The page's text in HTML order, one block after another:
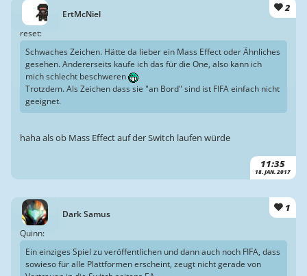
ErtMcNiel
2
11:35
18. JAN. 2017
reset:
Schwaches Zeichen. Hätte da lieber ein Mass Effect oder Ähnliches
gesehen. Andererseits kaufe ich das für die One, also kann ich
mich schlecht beschweren
Trotzdem. Als Zeichen dass sie "an Bord" sind ist FIFA einfach nicht
geeignet.
haha als ob Mass Effect auf der Switch laufen würde
Dark Samus
1
Quinn:
Ein einziges Spiel zu veröffentlichen und dann auch noch FIFA, dass
sowieso für alle Plattformen erscheint, zeugt nicht gerade von